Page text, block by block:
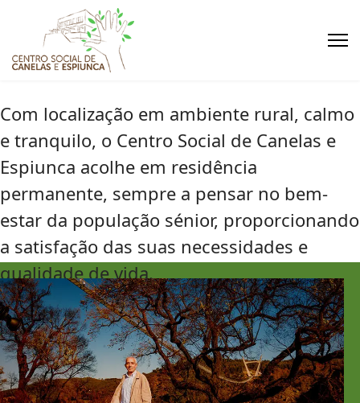
Com localização em ambiente rural, calmo
e tranquilo, o Centro Social de Canelas e
Espiunca acolhe em residência
permanente, sempre a pensar no bem-
estar da população sénior, proporcionando
a satisfação das suas necessidades e
qualidade de vida.